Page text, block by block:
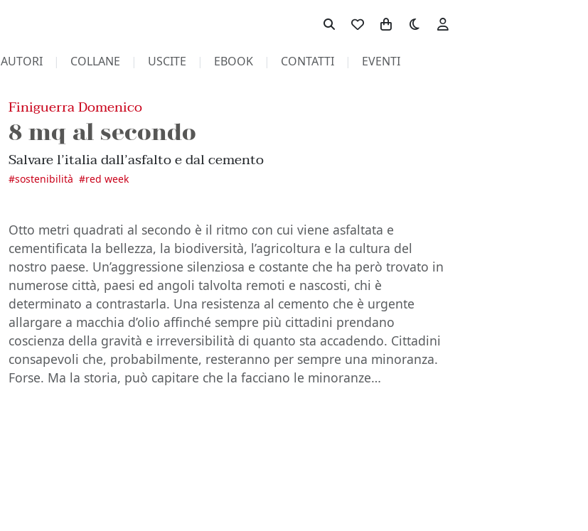
Toggle theme
AUTORI COLLANE USCITE EBOOK CONTATTI EVENTI
Finiguerra Domenico
8 mq al secondo
Salvare l’italia dall’asfalto e dal cemento
#sostenibilità #red week
Otto metri quadrati al secondo è il ritmo con cui viene asfaltata e
cementificata la bellezza, la biodiversità, l’agricoltura e la cultura del
nostro paese. Un’aggressione silenziosa e costante che ha però trovato in
numerose città, paesi ed angoli talvolta remoti e nascosti, chi è
determinato a contrastarla. Una resistenza al cemento che è urgente
allargare a macchia d’olio affinché sempre più cittadini prendano
coscienza della gravità e irreversibilità di quanto sta accadendo. Cittadini
consapevoli che, probabilmente, resteranno per sempre una minoranza.
Forse. Ma la storia, può capitare che la facciano le minoranze…